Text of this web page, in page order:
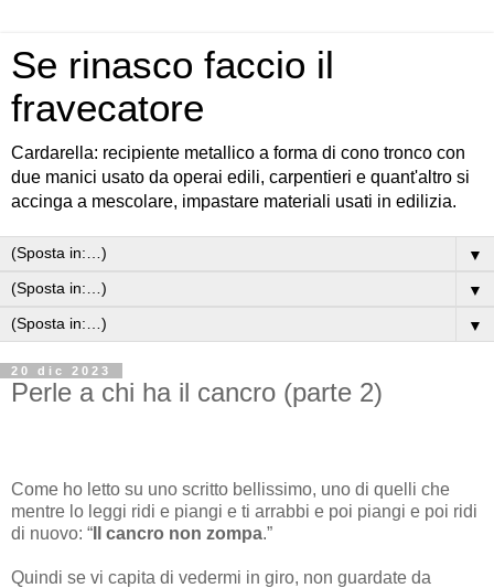
Se rinasco faccio il
fravecatore
Cardarella: recipiente metallico a forma di cono tronco con
due manici usato da operai edili, carpentieri e quant'altro si
accinga a mescolare, impastare materiali usati in edilizia.
▼
▼
▼
20 dic 2023
Perle a chi ha il cancro (parte 2)
Come ho letto su uno scritto bellissimo, uno di quelli che
mentre lo leggi ridi e piangi e ti arrabbi e poi piangi e poi ridi
di nuovo: “ Il cancro non zompa.”
Quindi se vi capita di vedermi in giro, non guardate da